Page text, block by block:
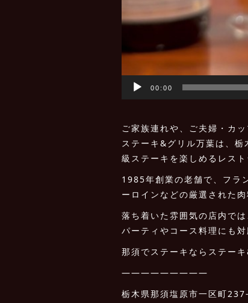
00:00
ご家族連れや、ご夫婦・カッ
ステーキ&グリル万葉は、
級ステーキを楽しめるレスト
1985年創業の老舗で、フラ
ーロインなどの厳選された
落ち着いた雰囲気の店内で
パーティやコース料理にも対
那須でステーキならステー
—————————
栃木県那須塩原市一区町